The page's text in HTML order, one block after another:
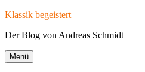
Zum
springen
Klassik begeistert
Der Blog von Andreas Schmidt
Menü